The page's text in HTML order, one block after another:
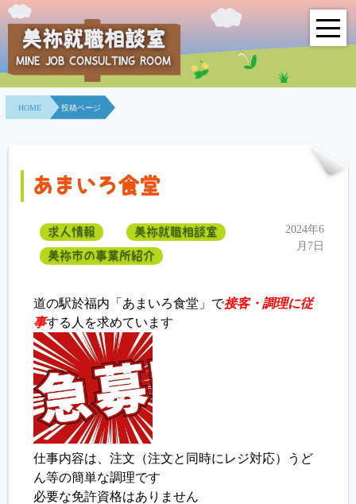
HOME
事業所紹介
相談室とは？
利用者の声
求人情報検索
各種セミナー
履歴書ジェネレーター
美祢就職相談室
MINE JOB CONSULTING ROOM
HOME 投稿ページ
あまいろ食堂
求人情報
美祢就職相談室
美祢市の事業所紹介
2024年6
月7日
道の駅於福内「あまいろ食堂」で接客・調理に従
事する人を求めています
仕事内容は、注文（注文と同時にレジ対応）うど
ん等の簡単な調理です
必要な免許資格はありません